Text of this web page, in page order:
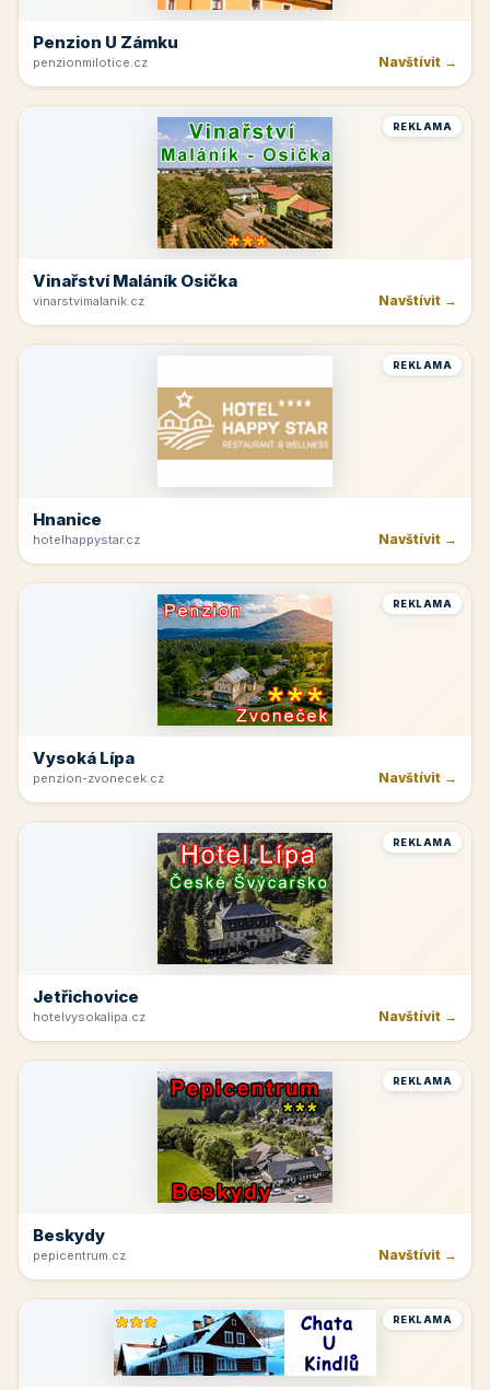
Penzion U Zámku
penzionmilotice.cz Navštívit →
REKLAMA
Vinařství Maláník Osička
vinarstvimalanik.cz Navštívit →
REKLAMA
Hnanice
hotelhappystar.cz Navštívit →
REKLAMA
Vysoká Lípa
penzion-zvonecek.cz Navštívit →
REKLAMA
Jetřichovice
hotelvysokalipa.cz Navštívit →
REKLAMA
Beskydy
pepicentrum.cz Navštívit →
REKLAMA